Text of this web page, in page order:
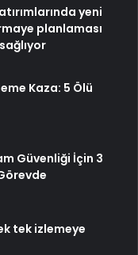
yeni
planlaması
Kaza: 5 Ölü
Güvenliği İçin 3
tek izlemeye